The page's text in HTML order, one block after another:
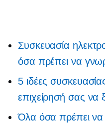
Συσκευασία
όσα πρέπει να
5 ιδέες
επιχείρησή σας να
Όλα όσα πρέπει να